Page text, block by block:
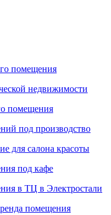
помещения
недвижимости
помещения
под производство
для салона красоты
под кафе
в ТЦ в Электростали
помещения